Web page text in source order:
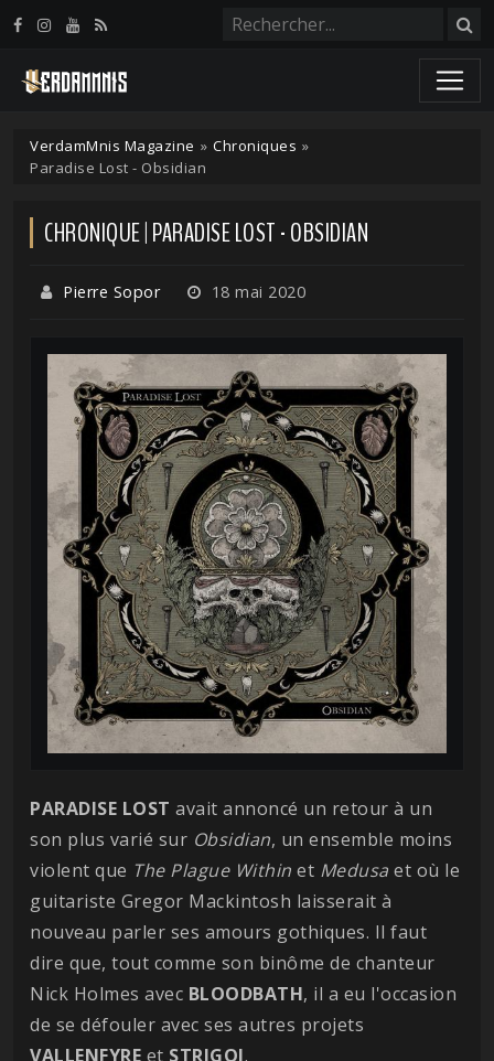
VerdamMnis Magazine » Chroniques »
Paradise Lost - Obsidian
CHRONIQUE | PARADISE LOST - OBSIDIAN
Pierre Sopor 18 mai 2020
PARADISE LOST avait annoncé un retour à un
son plus varié sur Obsidian, un ensemble moins
violent que The Plague Within et Medusa et où le
guitariste Gregor Mackintosh laisserait à
nouveau parler ses amours gothiques. Il faut
dire que, tout comme son binôme de chanteur
Nick Holmes avec BLOODBATH, il a eu l'occasion
de se défouler avec ses autres projets
VALLENFYRE et STRIGOI.
Panneau de gestion des cookies